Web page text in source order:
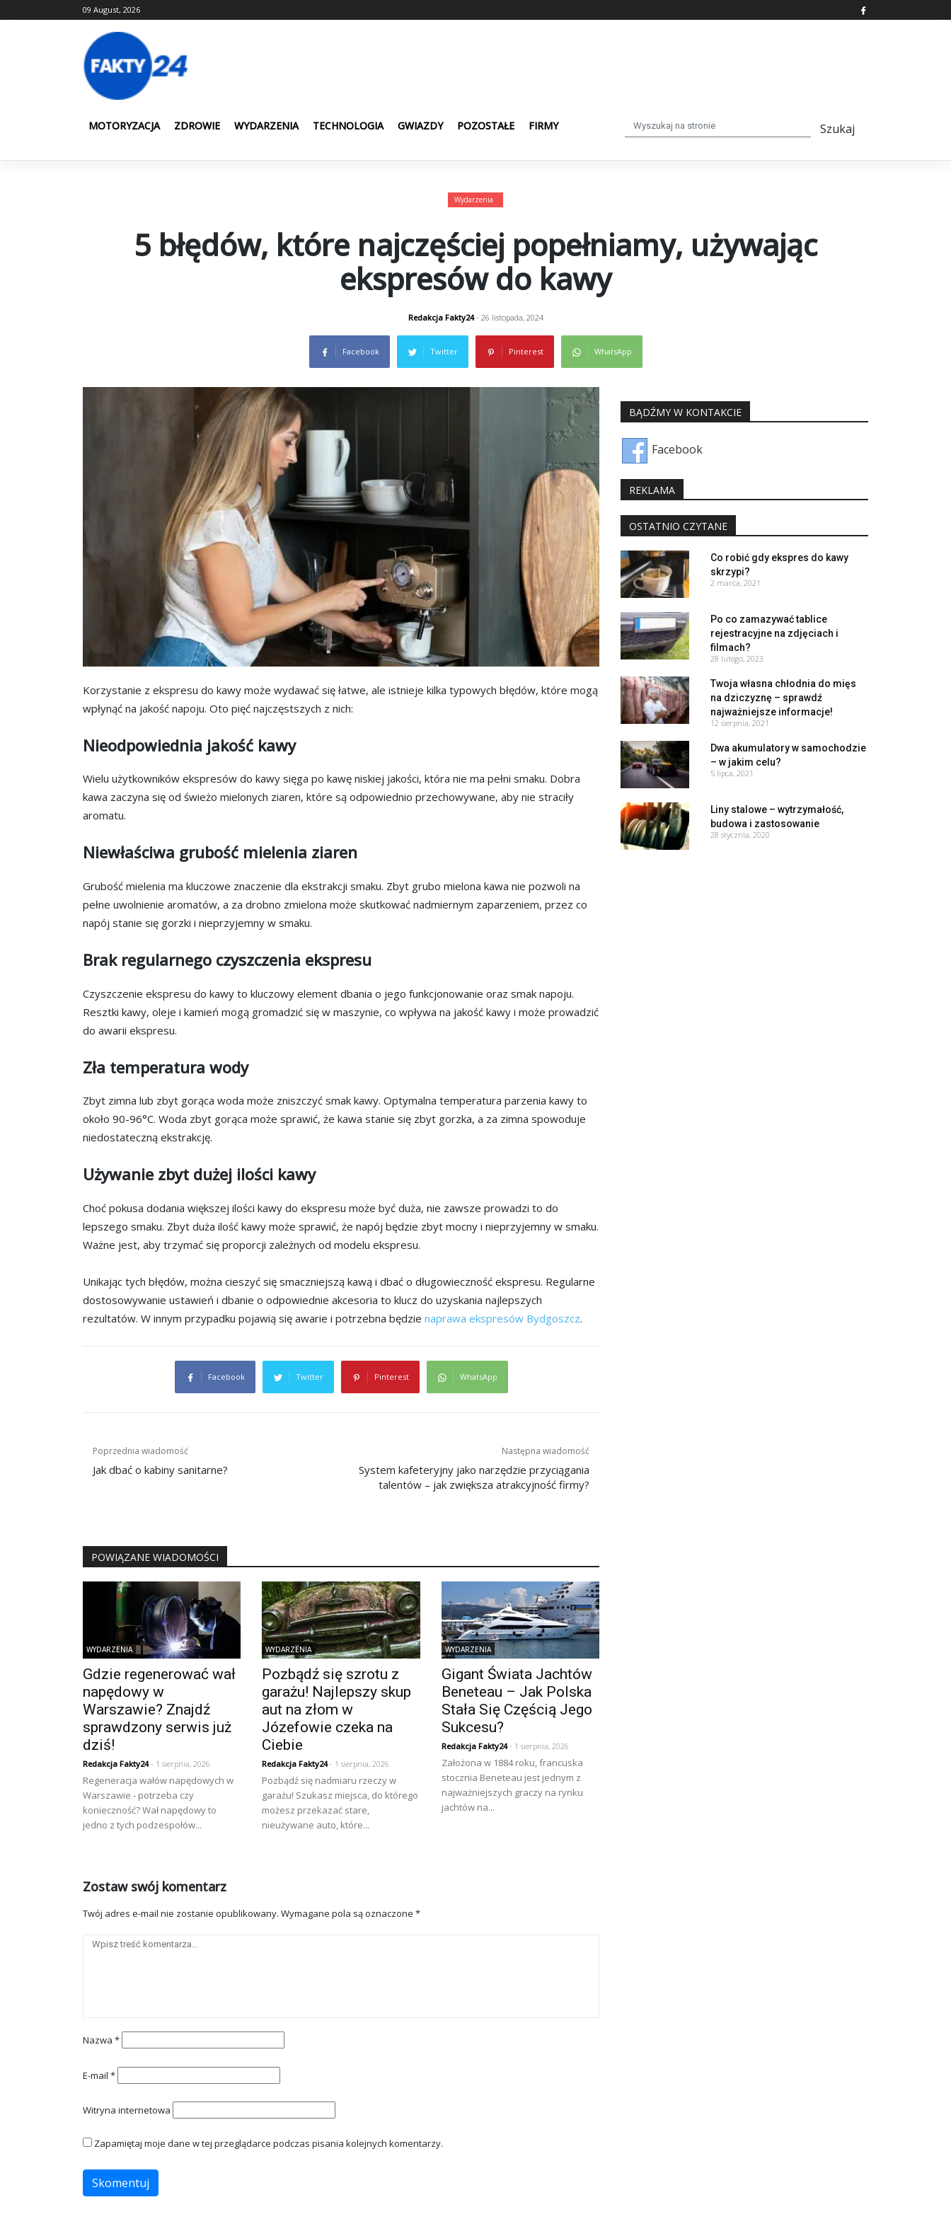
to
09 August, 2026
MOTORYZACJA ZDROWIE WYDARZENIA TECHNOLOGIA GWIAZDY POZOSTAŁE FIRMY
Wydarzenia
5 błędów, które najczęściej popełniamy, używając
ekspresów do kawy
Redakcja Fakty24- 26 listopada, 2024
Facebook Twitter Pinterest WhatsApp
Korzystanie z ekspresu do kawy może wydawać się łatwe, ale istnieje kilka typowych błędów, które mogą
wpłynąć na jakość napoju. Oto pięć najczęstszych z nich:
Nieodpowiednia jakość kawy
Wielu użytkowników ekspresów do kawy sięga po kawę niskiej jakości, która nie ma pełni smaku. Dobra
kawa zaczyna się od świeżo mielonych ziaren, które są odpowiednio przechowywane, aby nie straciły
aromatu.
Niewłaściwa grubość mielenia ziaren
Grubość mielenia ma kluczowe znaczenie dla ekstrakcji smaku. Zbyt grubo mielona kawa nie pozwoli na
pełne uwolnienie aromatów, a za drobno zmielona może skutkować nadmiernym zaparzeniem, przez co
napój stanie się gorzki i nieprzyjemny w smaku.
Brak regularnego czyszczenia ekspresu
Czyszczenie ekspresu do kawy to kluczowy element dbania o jego funkcjonowanie oraz smak napoju.
Resztki kawy, oleje i kamień mogą gromadzić się w maszynie, co wpływa na jakość kawy i może prowadzić
do awarii ekspresu.
Zła temperatura wody
Zbyt zimna lub zbyt gorąca woda może zniszczyć smak kawy. Optymalna temperatura parzenia kawy to
około 90-96°C. Woda zbyt gorąca może sprawić, że kawa stanie się zbyt gorzka, a za zimna spowoduje
niedostateczną ekstrakcję.
Używanie zbyt dużej ilości kawy
Choć pokusa dodania większej ilości kawy do ekspresu może być duża, nie zawsze prowadzi to do
lepszego smaku. Zbyt duża ilość kawy może sprawić, że napój będzie zbyt mocny i nieprzyjemny w smaku.
Ważne jest, aby trzymać się proporcji zależnych od modelu ekspresu.
Unikając tych błędów, można cieszyć się smaczniejszą kawą i dbać o długowieczność ekspresu. Regularne
dostosowywanie ustawień i dbanie o odpowiednie akcesoria to klucz do uzyskania najlepszych
rezultatów. W innym przypadku pojawią się awarie i potrzebna będzie naprawa ekspresów Bydgoszcz.
Facebook Twitter Pinterest WhatsApp
Nawigacja
wpisu
Poprzednia wiadomość
Jak dbać o kabiny sanitarne?
Następna wiadomość
System kafeteryjny jako narzędzie przyciągania
talentów – jak zwiększa atrakcyjność firmy?
POWIĄZANE WIADOMOŚCI
WYDARZENIA
Gdzie regenerować wał
napędowy w
Warszawie? Znajdź
sprawdzony serwis już
dziś!
Redakcja Fakty24- 1 sierpnia, 2026
Regeneracja wałów napędowych w
Warszawie - potrzeba czy
konieczność? Wał napędowy to
jedno z tych podzespołów...
WYDARZENIA
Pozbądź się szrotu z
garażu! Najlepszy skup
aut na złom w
Józefowie czeka na
Ciebie
Redakcja Fakty24- 1 sierpnia, 2026
Pozbądź się nadmiaru rzeczy w
garażu! Szukasz miejsca, do którego
możesz przekazać stare,
nieużywane auto, które...
WYDARZENIA
Gigant Świata Jachtów
Beneteau – Jak Polska
Stała Się Częścią Jego
Sukcesu?
Redakcja Fakty24- 1 sierpnia, 2026
Założona w 1884 roku, francuska
stocznia Beneteau jest jednym z
najważniejszych graczy na rynku
jachtów na...
Zostaw swój komentarz
Twój adres e-mail nie zostanie opublikowany. Wymagane pola są oznaczone *
Nazwa *
E-mail *
Witryna internetowa
Zapamiętaj moje dane w tej przeglądarce podczas pisania kolejnych komentarzy.
BĄDŹMY W KONTAKCIE
Facebook
REKLAMA
OSTATNIO CZYTANE
Co robić gdy ekspres do kawy
skrzypi?
2 marca, 2021
Po co zamazywać tablice
rejestracyjne na zdjęciach i
filmach?
28 lutego, 2023
Twoja własna chłodnia do mięs
na dziczyznę – sprawdź
najważniejsze informacje!
12 sierpnia, 2021
Dwa akumulatory w samochodzie
– w jakim celu?
5 lipca, 2021
Liny stalowe – wytrzymałość,
budowa i zastosowanie
28 stycznia, 2020